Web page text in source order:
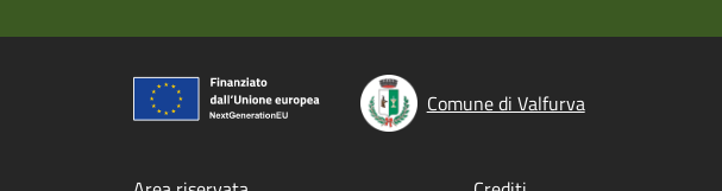
Comune di Valfurva